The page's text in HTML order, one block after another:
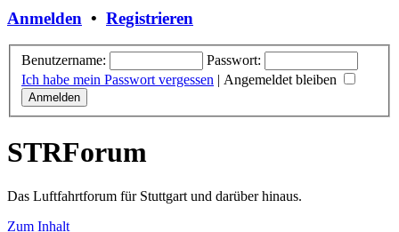
Anmelden • Registrieren
Benutzername:
Passwort:
Ich habe mein Passwort vergessen | Angemeldet bleiben
STRForum
Das Luftfahrtforum für Stuttgart und darüber hinaus.
Zum Inhalt